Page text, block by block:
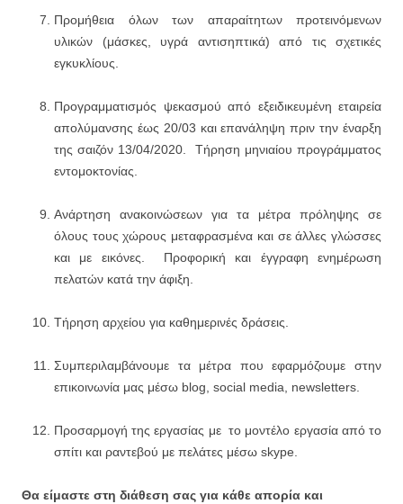
Προμήθεια όλων των απαραίτητων προτεινόμενων
υλικών (μάσκες, υγρά αντισηπτικά) από τις σχετικές
εγκυκλίους.
Προγραμματισμός ψεκασμού από εξειδικευμένη εταιρεία
απολύμανσης έως 20/03 και επανάληψη πριν την έναρξη
της σαιζόν 13/04/2020. Τήρηση μηνιαίου προγράμματος
εντομοκτονίας.
Ανάρτηση ανακοινώσεων για τα μέτρα πρόληψης σε
όλους τους χώρους μεταφρασμένα και σε άλλες γλώσσες
και με εικόνες. Προφορική και έγγραφη ενημέρωση
πελατών κατά την άφιξη.
Τήρηση αρχείου για καθημερινές δράσεις.
Συμπεριλαμβάνουμε τα μέτρα που εφαρμόζουμε στην
επικοινωνία μας μέσω blog, social media, newsletters.
Προσαρμογή της εργασίας με το μοντέλο εργασία από το
σπίτι και ραντεβού με πελάτες μέσω skype.
Θα είμαστε στη διάθεση σας για κάθε απορία και